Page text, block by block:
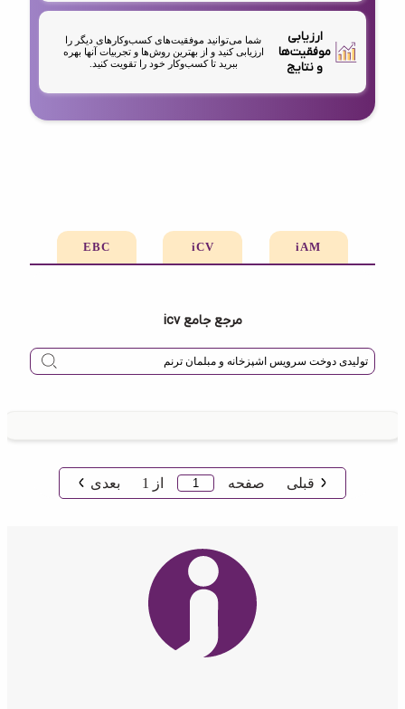
ارزیابی
موفقیت‌ها
و نتایج
شما می‌توانید موفقیت‌های کسب‌وکارهای دیگر را
ارزیابی کنید و از بهترین روش‌ها و تجربیات آنها بهره
ببرید تا کسب‌وکار خود را تقویت کنید.
iAM
iCV
EBC
مرجع جامع icv
قبلی صفحه از 1 بعدی